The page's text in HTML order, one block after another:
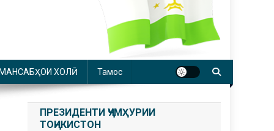
ХОЛӢ Тамос
ПРЕЗИДЕНТИ ҶУМҲУРИИ
ТОҶИКИСТОН